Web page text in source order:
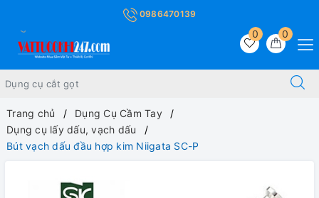
0986470139
0
0
Trang chủ
Dụng Cụ Cầm Tay
Dụng cụ lấy dấu, vạch dấu
Bút vạch dấu đầu hợp kim Niigata SC-P